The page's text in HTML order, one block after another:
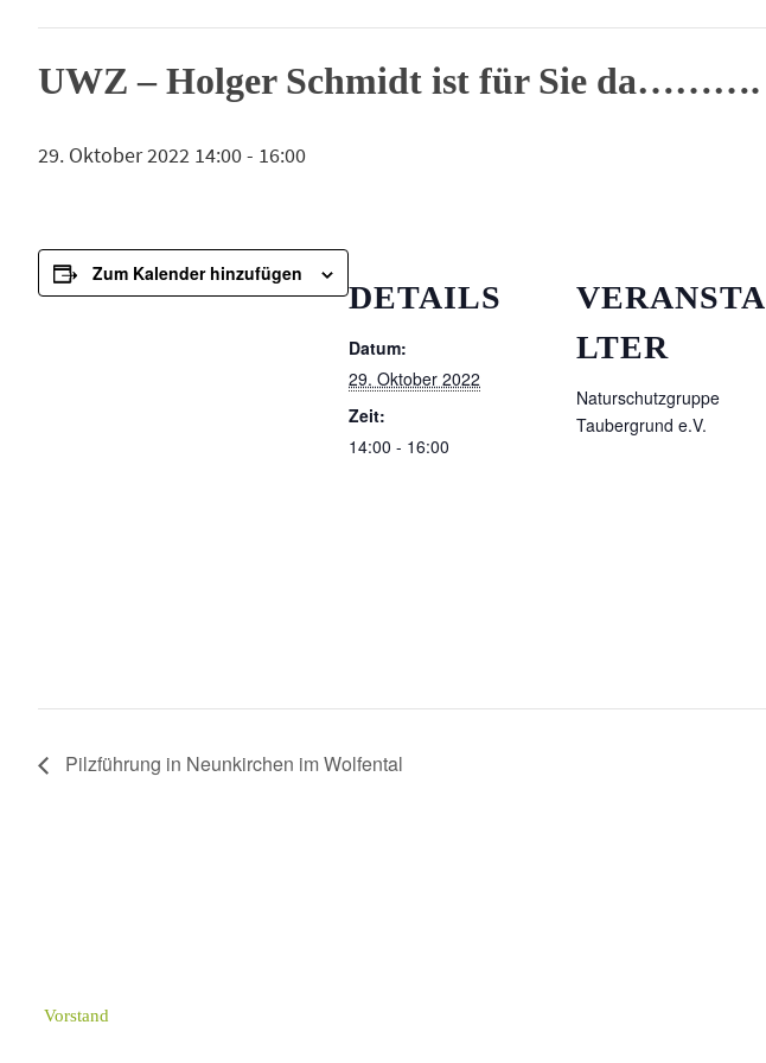
UWZ – Holger Schmidt ist für Sie da……….
29. Oktober 2022 14:00- 16:00
Zum Kalender hinzufügen
DETAILS
Datum:
29. Oktober 2022
Zeit:
14:00 - 16:00
VERANSTA
LTER
Naturschutzgruppe
Taubergrund e.V.
Pilzführung in Neunkirchen im Wolfental
Vorstand